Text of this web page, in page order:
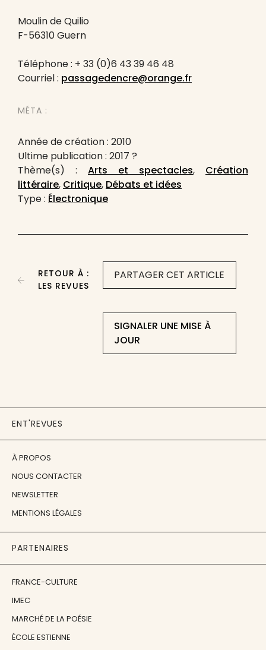
Moulin de Quilio
F-56310 Guern
Téléphone : + 33 (0)6 43 39 46 48
Courriel : passagedencre@orange.fr
MÉTA :
Année de création : 2010
Ultime publication : 2017 ?
Thème(s) : Arts et spectacles, Création
littéraire, Critique, Débats et idées
Type : Électronique
PARTAGER CET ARTICLE
SIGNALER UNE MISE À
JOUR
RETOUR À :
LES REVUES
ENT'REVUES
À PROPOS
NOUS CONTACTER
NEWSLETTER
MENTIONS LÉGALES
PARTENAIRES
FRANCE-CULTURE
IMEC
MARCHÉ DE LA POÉSIE
ÉCOLE ESTIENNE